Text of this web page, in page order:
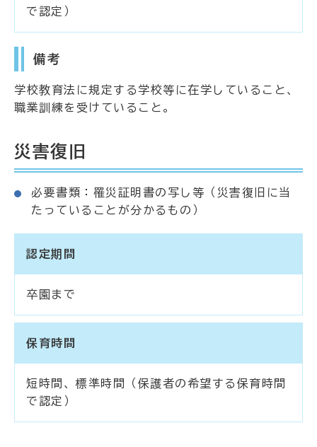
で認定）
備考
学校教育法に規定する学校等に在学していること、
職業訓練を受けていること。
災害復旧
必要書類：罹災証明書の写し等（災害復旧に当
たっていることが分かるもの）
認定期間
卒園まで
保育時間
短時間、標準時間（保護者の希望する保育時間
で認定）